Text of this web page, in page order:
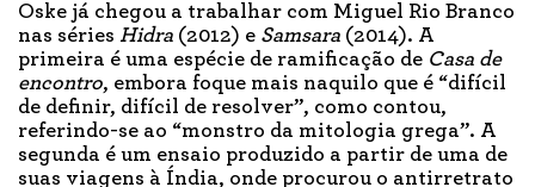
Oske já chegou a trabalhar com Miguel Rio Branco
nas séries Hidra (2012) e Samsara (2014). A
primeira é uma espécie de ramificação de Casa de
encontro, embora foque mais naquilo que é “difícil
de definir, difícil de resolver”, como contou,
referindo-se ao “monstro da mitologia grega”. A
segunda é um ensaio produzido a partir de uma de
suas viagens à Índia, onde procurou o antirretrato